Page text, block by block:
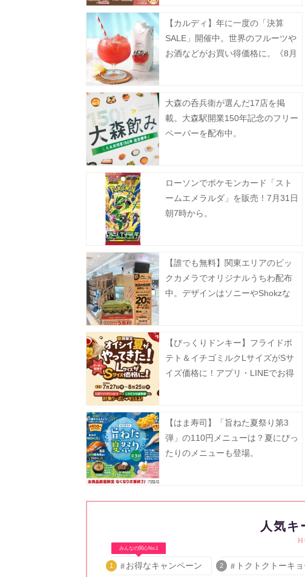
【カルディ】年に一度の「決算
SALE」開催中。世界のフルーツや
お酒などがお買い得価格に。《8月
大森の呑兵衛が選んだ17店を掲
載。大森駅開業150年記念のフリー
ペーパーを配布中。
ローソンでポケモンカード「スト
ームエメラルダ」を販売！7月31日
朝7時から。
【誰でも無料】関東エリアのビッ
クカメラでオリジナルうちわ配布
中。デザインはソニーやShokzな
【びっくりドンキー】フライドポ
テト＆イチゴミルクLサイズがSサ
イズ価格に！アプリ・LINEでお得
【はま寿司】「旨ねた夏祭り第3
弾」の110円メニューは？夏にぴっ
たりのメニューも登場。
人気キ
みんなの関心No.1
1 お得なキャンペーン 2 トクトクトーキ